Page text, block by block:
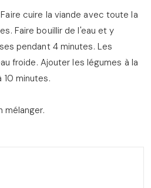
cuire la viande avec toute la
Faire bouillir de l'eau et y
pendant 4 minutes. Les
froide. Ajouter les légumes à la
minutes.
mélanger.